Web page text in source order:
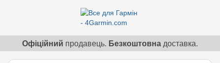
Офіційний продавець. Безкоштовна доставка.